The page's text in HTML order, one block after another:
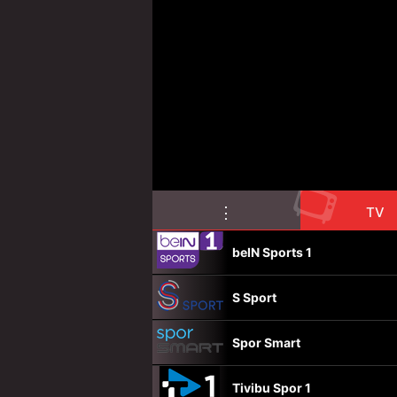
⋮ 📺 TV
beIN Sports 1
S Sport
Spor Smart
Tivibu Spor 1